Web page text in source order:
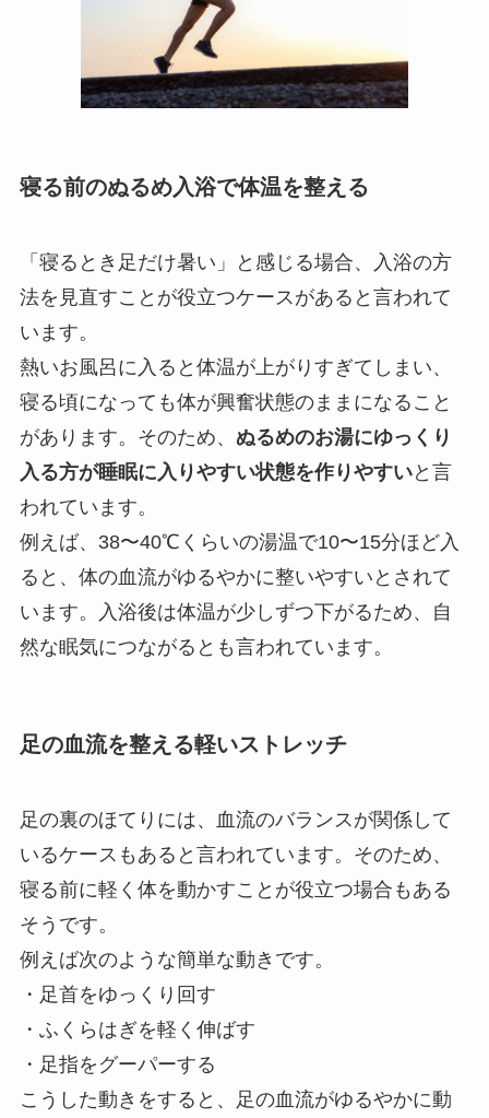
寝る前のぬるめ入浴で体温を整える
「寝るとき足だけ暑い」と感じる場合、入浴の方
法を見直すことが役立つケースがあると言われて
います。
熱いお風呂に入ると体温が上がりすぎてしまい、
寝る頃になっても体が興奮状態のままになること
があります。そのため、 ぬるめのお湯にゆっくり
入る方が睡眠に入りやすい状態を作りやすいと言
われています。
例えば、38〜40℃くらいの湯温で10〜15分ほど入
ると、体の血流がゆるやかに整いやすいとされて
います。入浴後は体温が少しずつ下がるため、自
然な眠気につながるとも言われています。
足の血流を整える軽いストレッチ
足の裏のほてりには、血流のバランスが関係して
いるケースもあると言われています。そのため、
寝る前に軽く体を動かすことが役立つ場合もある
そうです。
例えば次のような簡単な動きです。
・足首をゆっくり回す
・ふくらはぎを軽く伸ばす
・足指をグーパーする
こうした動きをすると、足の血流がゆるやかに動